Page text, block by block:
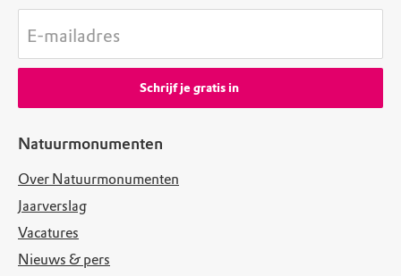
Natuurmonumenten
Over Natuurmonumenten
Jaarverslag
Vacatures
Nieuws & pers
E-mailadres
Schrijf je gratis in